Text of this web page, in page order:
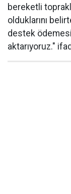
bereketli
olduklarını
destek
aktarıyoruz."